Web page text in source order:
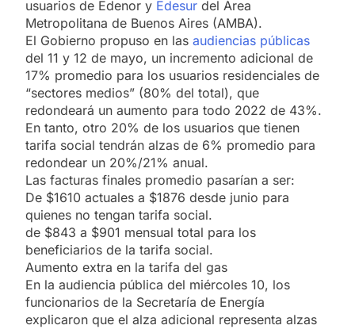
usuarios de Edenor y Edesur del Área
Metropolitana de Buenos Aires (AMBA).
El Gobierno propuso en las audiencias públicas
del 11 y 12 de mayo, un incremento adicional de
17% promedio para los usuarios residenciales de
“sectores medios” (80% del total), que
redondeará un aumento para todo 2022 de 43%.
En tanto, otro 20% de los usuarios que tienen
tarifa social tendrán alzas de 6% promedio para
redondear un 20%/21% anual.
Las facturas finales promedio pasarían a ser:
De $1610 actuales a $1876 desde junio para
quienes no tengan tarifa social.
de $843 a $901 mensual total para los
beneficiarios de la tarifa social.
Aumento extra en la tarifa del gas
En la audiencia pública del miércoles 10, los
funcionarios de la Secretaría de Energía
explicaron que el alza adicional representa alzas